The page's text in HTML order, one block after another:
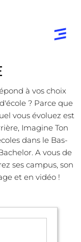
à vos choix
? Parce que
vous évoluez est
Imagine Ton
dans le Bas-
A vous de
ses campus, son
et en vidéo !